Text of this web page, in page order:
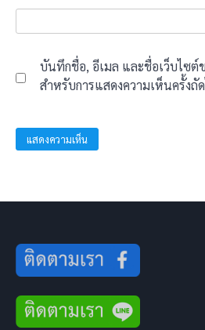
บันทึกชื่อ, อีเมล และชื่อเว็บไซต์
สำหรับการแสดงความเห็นครั้งถั